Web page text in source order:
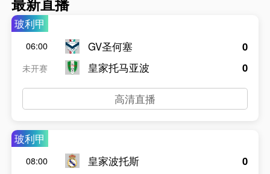
玻利甲
06:00
未开赛
GV圣何塞
皇家托马亚波
0
0
高清直播
玻利甲
08:00
皇家波托斯
0